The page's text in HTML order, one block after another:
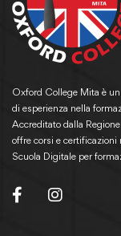
Oxford College Mita è
di esperienza nella
Accreditato dalla
offre corsi e certificazioni
Scuola Digitale per